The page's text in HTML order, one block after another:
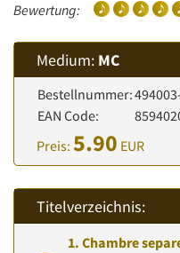
Bewertung:
Medium: MC
Bestellnummer:
EAN Code:
Preis: 5.90 EUR
Titelverzeichnis:
1. Chambre